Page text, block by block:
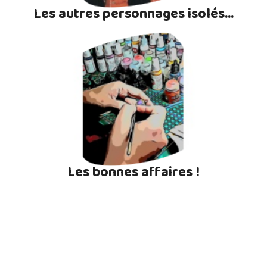
Les autres personnages isolés...
Les bonnes affaires !